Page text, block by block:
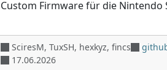
Custom Firmware für die Nintendo
SciresM, TuxSH, hexkyz, fincs
17.06.2026